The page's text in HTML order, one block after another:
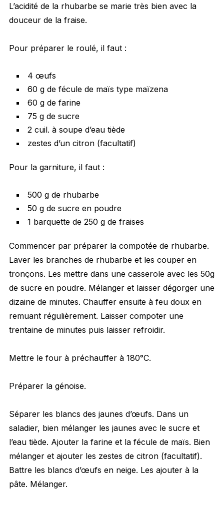
L’acidité de la rhubarbe se marie très bien avec la
douceur de la fraise.
Pour préparer le roulé, il faut :
4 œufs
60 g de fécule de maïs type maïzena
60 g de farine
75 g de sucre
2 cuil. à soupe d’eau tiède
zestes d’un citron (facultatif)
Pour la garniture, il faut :
500 g de rhubarbe
50 g de sucre en poudre
1 barquette de 250 g de fraises
Commencer par préparer la compotée de rhubarbe.
Laver les branches de rhubarbe et les couper en
tronçons. Les mettre dans une casserole avec les 50g
de sucre en poudre. Mélanger et laisser dégorger une
dizaine de minutes. Chauffer ensuite à feu doux en
remuant régulièrement. Laisser compoter une
trentaine de minutes puis laisser refroidir.
Mettre le four à préchauffer à 180°C.
Préparer la génoise.
Séparer les blancs des jaunes d’œufs. Dans un
saladier, bien mélanger les jaunes avec le sucre et
l’eau tiède. Ajouter la farine et la fécule de maïs. Bien
mélanger et ajouter les zestes de citron (facultatif).
Battre les blancs d’œufs en neige. Les ajouter à la
pâte. Mélanger.